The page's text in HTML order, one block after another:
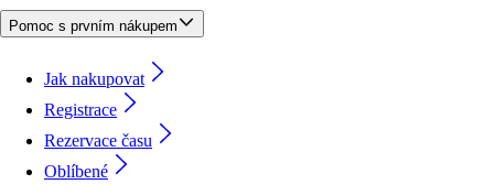
Pomoc s prvním nákupem
Jak nakupovat
Registrace
Rezervace času
Oblíbené